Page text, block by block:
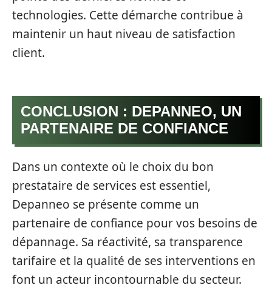
technologies. Cette démarche contribue à
maintenir un haut niveau de satisfaction
client.
CONCLUSION : DEPANNEO, UN
PARTENAIRE DE CONFIANCE
Dans un contexte où le choix du bon
prestataire de services est essentiel,
Depanneo se présente comme un
partenaire de confiance pour vos besoins de
dépannage. Sa réactivité, sa transparence
tarifaire et la qualité de ses interventions en
font un acteur incontournable du secteur.